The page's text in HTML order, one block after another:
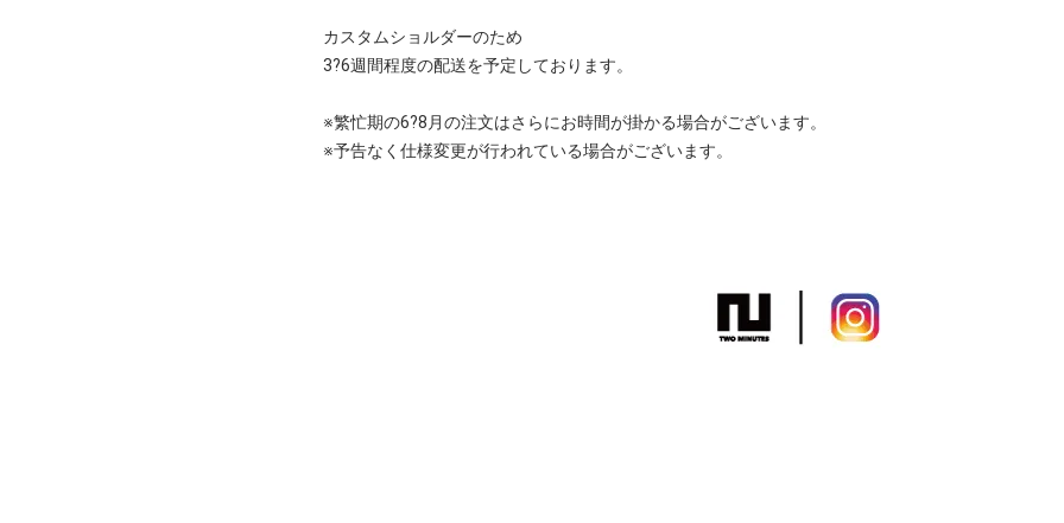
カスタムショルダーのため
3?6週間程度の配送を予定しております。
※繁忙期の6?8月の注文はさらにお時間が掛かる場合がございます。
※予告なく仕様変更が行われている場合がございます。